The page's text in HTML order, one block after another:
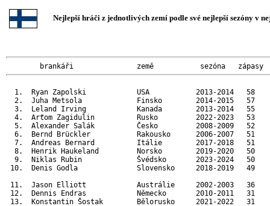
Nejlepší hráči z jednotlivých zemí podle své nejlepší sezóny v
brankáři               země           sezóna
1.  Ryan Zapolski            USA           2013-2014   58
2.  Juha Metsola             Finsko        2014-2015   57
3.  Leland Irving            Kanada        2013-2014   55
4.  Arťom Zagidulin          Rusko         2022-2023   53
5.  Alexander Salák          Česko         2008-2009   52
6.  Bernd Brückler           Rakousko      2006-2007   51
7.  Andreas Bernard          Itálie        2017-2018   51
8.  Henrik Haukeland         Norsko        2019-2020   50
9.  Niklas Rubin             Švédsko       2023-2024   50
10.  Denis Godla              Slovensko     2018-2019
11.  Jason Elliott            Austrálie     2002-2003   36
12.  Dennis Endras            Německo       2010-2011
13.  Konstantin Šostak        Bělorusko     2021-2022